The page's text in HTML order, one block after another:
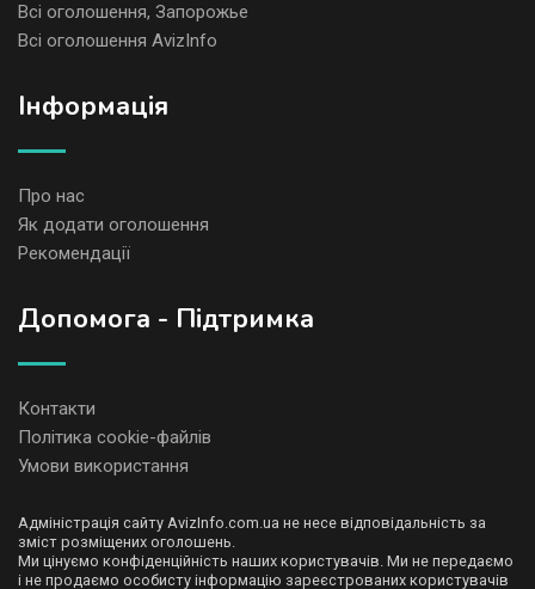
Всі оголошення, Запорожье
Всі оголошення AvizInfo
Iнформація
Про нас
Як додати оголошення
Рекомендації
Допомога - Підтримка
Контакти
Політика cookie-файлів
Умови використання
Адміністрація сайту AvizInfo.com.ua не несе відповідальність за
зміст розміщених оголошень.
Ми цінуємо конфіденційність наших користувачів. Ми не передаємо
і не продаємо особисту інформацію зареєстрованих користувачів